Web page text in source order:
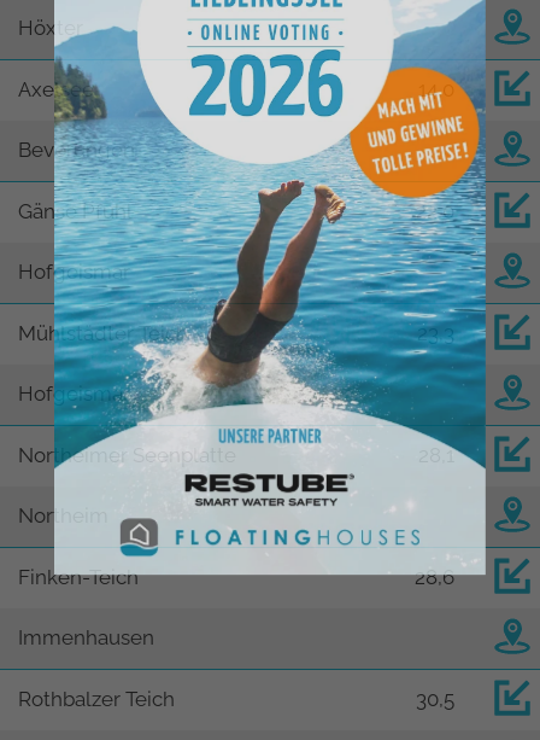
Höxter
Axelsee 14,0
Beverungen
Gänse Pfuhl 22,0
Hofgeismar
Mühlstädter Teich 23,3
Hofgeismar
Northeimer Seenplatte 28,1
Northeim
Finken-Teich 28,6
Immenhausen
Rothbalzer Teich 30,5